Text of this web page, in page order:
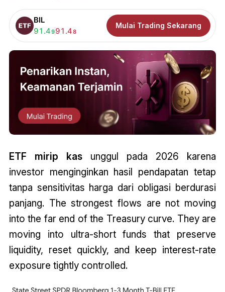
BIL
Beli:
91.49Jual:
91.48
Mulai Trading Sekarang
ETF mirip kasunggul pada 2026 karena
investor menginginkan hasil pendapatan tetap
tanpa sensitivitas harga dari obligasi berdurasi
panjang. The strongest flows are not moving
into the far end of the Treasury curve. They are
moving into ultra-short funds that preserve
liquidity, reset quickly, and keep interest-rate
exposure tightly controlled.